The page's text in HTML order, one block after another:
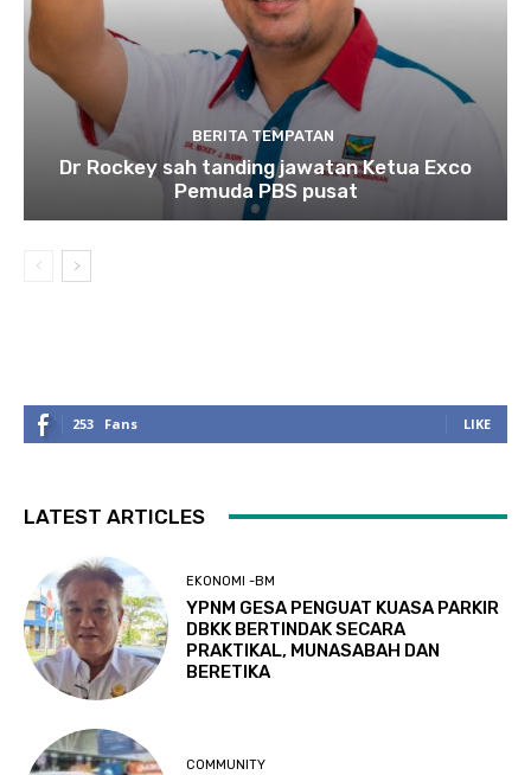
BERITA TEMPATAN
Dr Rockey sah tanding jawatan Ketua Exco
Pemuda PBS pusat
253 Fans LIKE
LATEST ARTICLES
EKONOMI -BM
YPNM GESA PENGUAT KUASA PARKIR
DBKK BERTINDAK SECARA
PRAKTIKAL, MUNASABAH DAN
BERETIKA
COMMUNITY